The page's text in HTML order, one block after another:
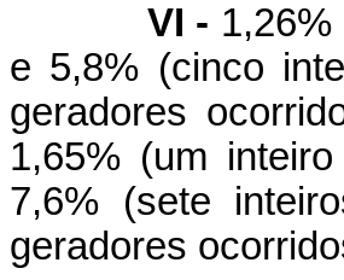
VI -
e 5,8% (cinco
geradores
1,65% (um
7,6% (sete
geradores